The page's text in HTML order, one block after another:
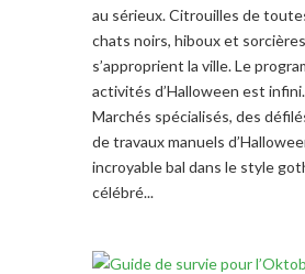
au sérieux. Citrouilles de
chats noirs, hiboux et sorcières
s’approprient la ville. Le
activités d’Halloween est
Marchés spécialisés, des
de travaux manuels
incroyable bal dans le style
célébré...